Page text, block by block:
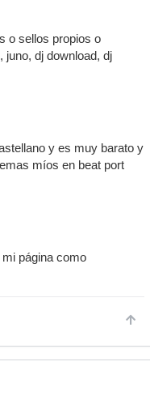
o sellos propios o
dj download, dj
y es muy barato y
míos en beat port
página como